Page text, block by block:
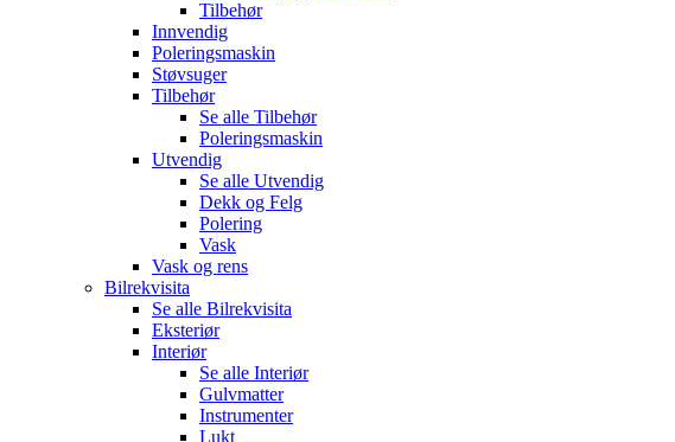
Tilbehør
Innvendig
Poleringsmaskin
Støvsuger
Tilbehør
Se alle Tilbehør
Poleringsmaskin
Utvendig
Se alle Utvendig
Dekk og Felg
Polering
Vask
Vask og rens
Bilrekvisita
Se alle Bilrekvisita
Eksteriør
Interiør
Se alle Interiør
Gulvmatter
Instrumenter
Lukt